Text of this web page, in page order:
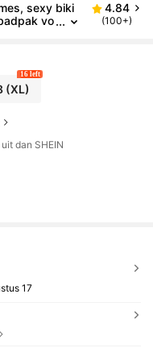
sexy biki
vo
4.84
(100+)
(XL)
16 left
dan SHEIN
17